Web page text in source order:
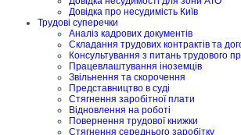
Довідка про несудимість Київ
Трудові суперечки
Аналіз кадрових документів
Складання трудових контрактів та
Консультування з питань трудового
Працевлаштування іноземців
Звільнення та скорочення
Представництво в суді
Стягнення заробітної плати
Відновлення на роботі
Повернення трудової книжки
Стягнення середнього заробітку